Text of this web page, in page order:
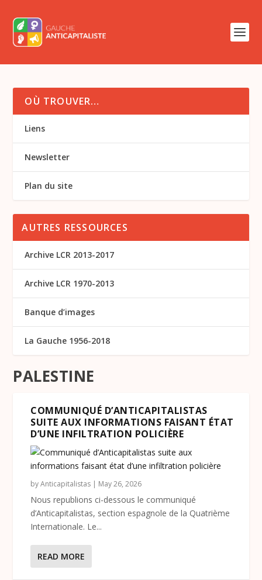
PALESTINE
COMMUNIQUÉ D’ANTICAPITALISTAS
SUITE AUX INFORMATIONS FAISANT ÉTAT
D’UNE INFILTRATION POLICIÈRE
byAnticapitalistas | May 26, 2026
Nous republions ci-dessous le communiqué
d’Anticapitalistas, section espagnole de la Quatrième
Internationale. Le...
READ MORE
OÙ TROUVER…
Liens
Newsletter
Plan du site
AUTRES RESSOURCES
Archive LCR 2013-2017
Archive LCR 1970-2013
Banque d’images
La Gauche 1956-2018